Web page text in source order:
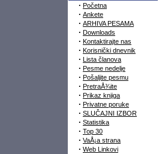
· Početna
· Ankete
· ARHIVA PESAMA
· Downloads
· Kontaktirajte nas
· Korisnički dnevnik
· Lista članova
· Pesme nedelje
· Pošaljite pesmu
· PretraÅ¾ite
· Prikaz knjiga
· Privatne poruke
· SLUČAJNI IZBOR
· Statistika
· Top 30
· VaÅ¡a strana
· Web Linkovi